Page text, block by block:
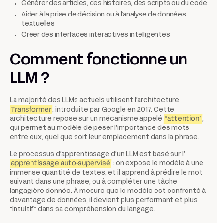
Générer des articles, des histoires, des scripts ou du code
Aider à la prise de décision ou à l’analyse de données
textuelles
Créer des interfaces interactives intelligentes
Comment fonctionne un
LLM ?
La majorité des LLMs actuels utilisent l’architecture
Transformer, introduite par Google en 2017. Cette
architecture repose sur un mécanisme appelé “attention”,
qui permet au modèle de peser l’importance des mots
entre eux, quel que soit leur emplacement dans la phrase.
Le processus d’apprentissage d’un LLM est basé sur l’
apprentissage auto-supervisé : on expose le modèle à une
immense quantité de textes, et il apprend à prédire le mot
suivant dans une phrase, ou à compléter une tâche
langagière donnée. À mesure que le modèle est confronté à
davantage de données, il devient plus performant et plus
“intuitif” dans sa compréhension du langage.